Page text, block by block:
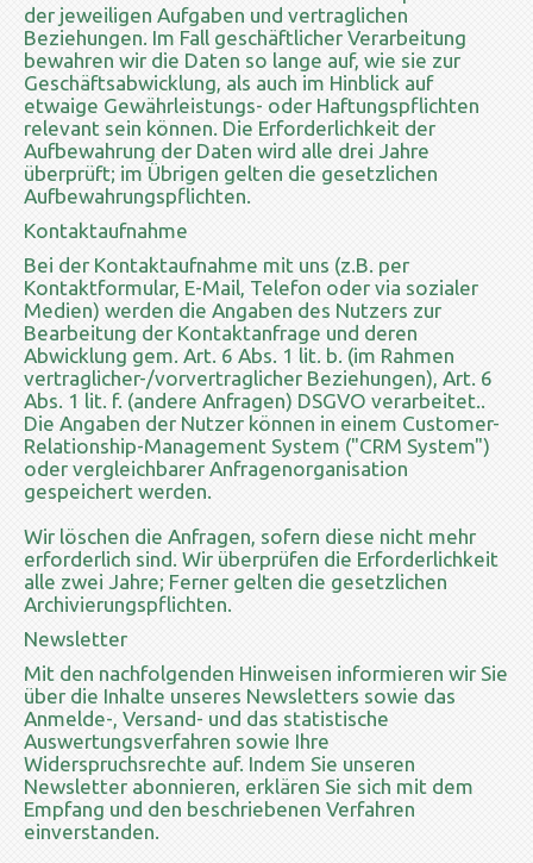
der jeweiligen Aufgaben und vertraglichen
Beziehungen. Im Fall geschäftlicher Verarbeitung
bewahren wir die Daten so lange auf, wie sie zur
Geschäftsabwicklung, als auch im Hinblick auf
etwaige Gewährleistungs- oder Haftungspflichten
relevant sein können. Die Erforderlichkeit der
Aufbewahrung der Daten wird alle drei Jahre
überprüft; im Übrigen gelten die gesetzlichen
Aufbewahrungspflichten.
Kontaktaufnahme
Bei der Kontaktaufnahme mit uns (z.B. per
Kontaktformular, E-Mail, Telefon oder via sozialer
Medien) werden die Angaben des Nutzers zur
Bearbeitung der Kontaktanfrage und deren
Abwicklung gem. Art. 6 Abs. 1 lit. b. (im Rahmen
vertraglicher-/vorvertraglicher Beziehungen), Art. 6
Abs. 1 lit. f. (andere Anfragen) DSGVO verarbeitet..
Die Angaben der Nutzer können in einem Customer-
Relationship-Management System ("CRM System")
oder vergleichbarer Anfragenorganisation
gespeichert werden.
Wir löschen die Anfragen, sofern diese nicht mehr
erforderlich sind. Wir überprüfen die Erforderlichkeit
alle zwei Jahre; Ferner gelten die gesetzlichen
Archivierungspflichten.
Newsletter
Mit den nachfolgenden Hinweisen informieren wir Sie
über die Inhalte unseres Newsletters sowie das
Anmelde-, Versand- und das statistische
Auswertungsverfahren sowie Ihre
Widerspruchsrechte auf. Indem Sie unseren
Newsletter abonnieren, erklären Sie sich mit dem
Empfang und den beschriebenen Verfahren
einverstanden.